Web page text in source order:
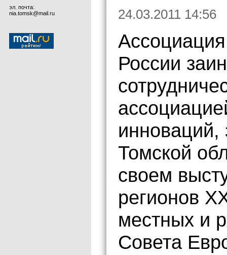
эл. почта:
nia.tomsk@mail.ru
24.03.2011 14:56
России
инноваций,
Томской
своем
регионов
местных и
Совета